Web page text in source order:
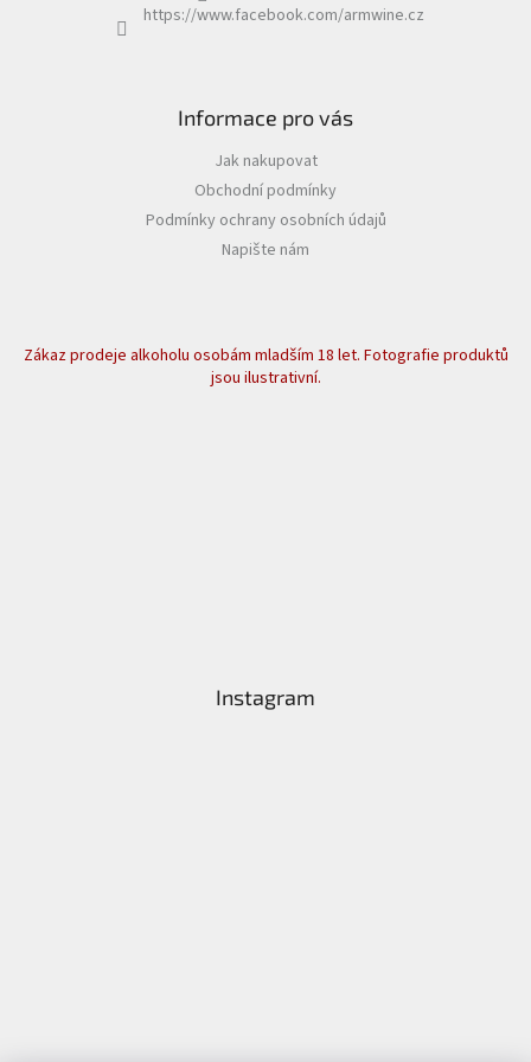
https://www.facebook.com/armwine.cz
Informace pro vás
Jak nakupovat
Obchodní podmínky
Podmínky ochrany osobních údajů
Napište nám
Zákaz prodeje alkoholu osobám mladším 18 let. Fotografie produktů
jsou ilustrativní.
Instagram